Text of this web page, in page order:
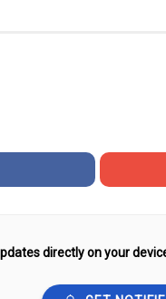
directly on your